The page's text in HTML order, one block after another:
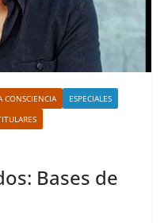
CONSCIENCIA
ESPECIALES
Bases de